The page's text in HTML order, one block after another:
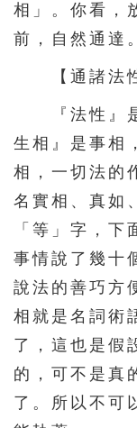
相」。你看，
前，自然通達。
【通諸法性
『法性』是
生相』是事相
相，一切法的
名實相、真如
「等」字，
事情說了幾十
說法的善巧方
相就是名詞術
了，這也是假
的，可不是真
了。所以不可